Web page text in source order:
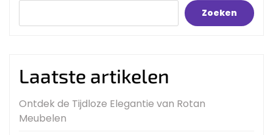
Zoeken
Laatste artikelen
Ontdek de Tijdloze Elegantie van Rotan
Meubelen